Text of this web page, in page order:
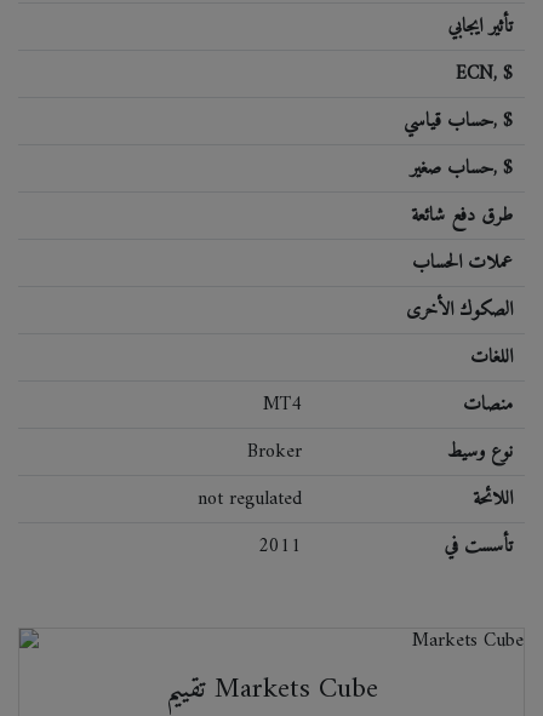
تأثير ايجابي
ECN, $
حساب قياسي, $
حساب صغير, $
طرق دفع شائعة
عملات الحساب
الصكوك الأخرى
اللغات
MT4
منصات
Broker
نوع وسيط
not regulated
اللائحة
2011
تأسست في
تقييم Markets Cube